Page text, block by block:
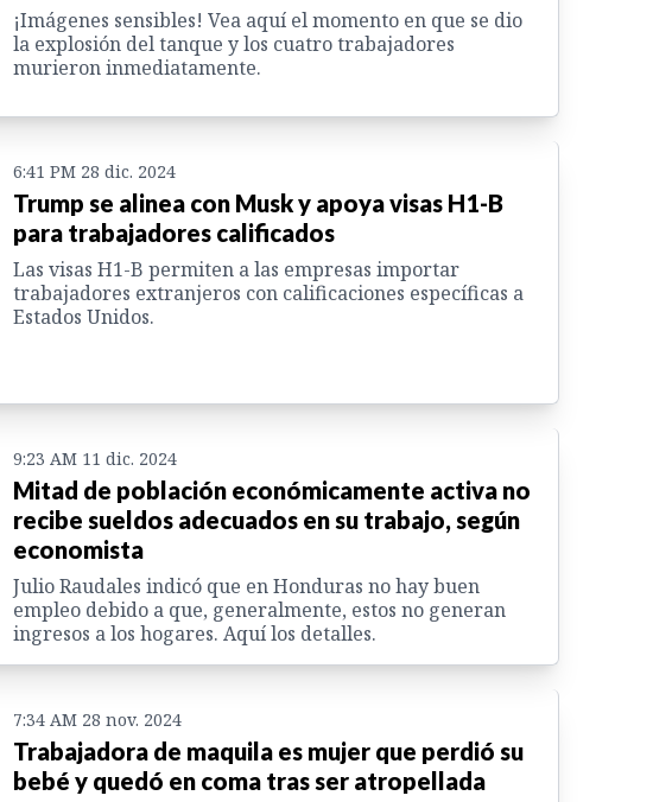
¡Imágenes sensibles! Vea aquí el momento en que se dio
la explosión del tanque y los cuatro trabajadores
murieron inmediatamente.
6:41 PM 28 dic. 2024
Trump se alinea con Musk y apoya visas H1-B
para trabajadores calificados
Las visas H1-B permiten a las empresas importar
trabajadores extranjeros con calificaciones específicas a
Estados Unidos.
9:23 AM 11 dic. 2024
Mitad de población económicamente activa no
recibe sueldos adecuados en su trabajo, según
economista
Julio Raudales indicó que en Honduras no hay buen
empleo debido a que, generalmente, estos no generan
ingresos a los hogares. Aquí los detalles.
7:34 AM 28 nov. 2024
Trabajadora de maquila es mujer que perdió su
bebé y quedó en coma tras ser atropellada